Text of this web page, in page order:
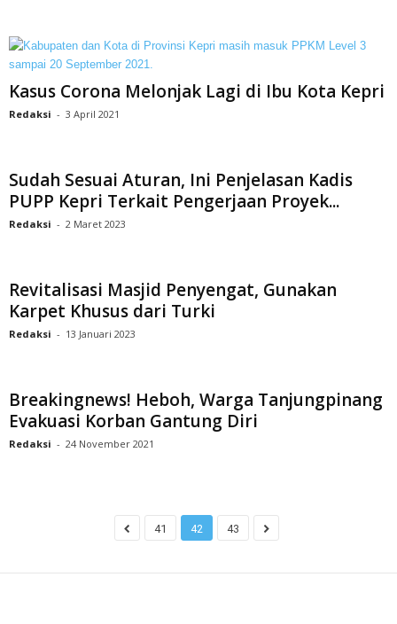
Kasus Corona Melonjak Lagi di Ibu Kota Kepri
Redaksi - 3 April 2021
Sudah Sesuai Aturan, Ini Penjelasan Kadis
PUPP Kepri Terkait Pengerjaan Proyek...
Redaksi - 2 Maret 2023
Revitalisasi Masjid Penyengat, Gunakan
Karpet Khusus dari Turki
Redaksi - 13 Januari 2023
Breakingnews! Heboh, Warga Tanjungpinang
Evakuasi Korban Gantung Diri
Redaksi - 24 November 2021
41 42 43